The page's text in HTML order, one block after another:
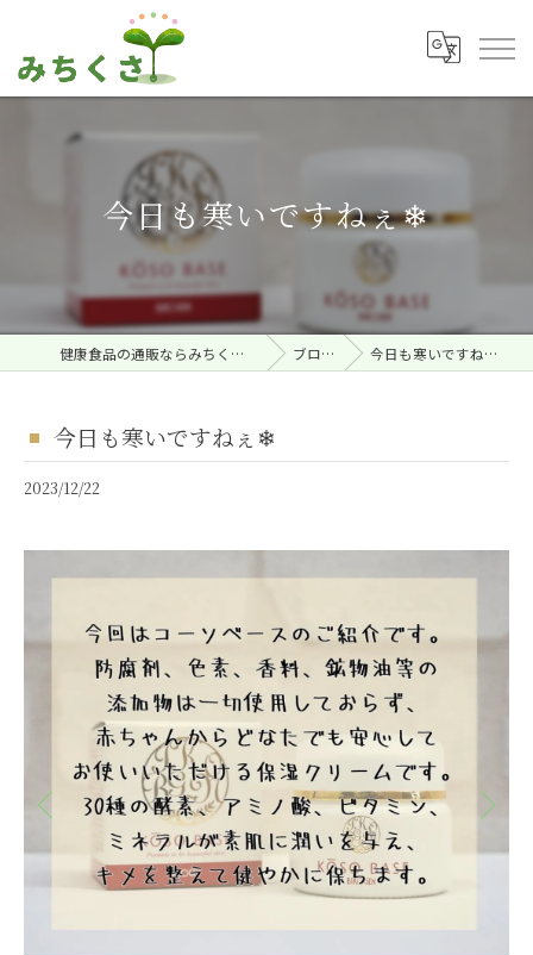
今日も寒いですねぇ❄
健康食品の通販ならみちくさ。 ブログ 今日も寒いですねぇ❄
今日も寒いですねぇ❄
2023/12/22